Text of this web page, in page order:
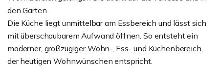
den Garten.
Die Küche liegt unmittelbar am Essbereich und lässt sich
mit überschaubarem Aufwand öffnen. So entsteht ein
moderner, großzügiger Wohn-, Ess- und Küchenbereich,
der heutigen Wohnwünschen entspricht.